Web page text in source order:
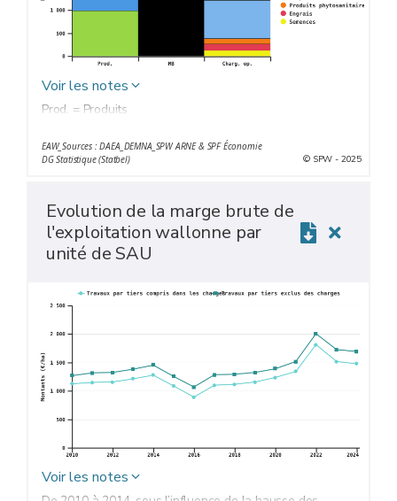
Voir les notes
Prod. = Produits
Charg. op. = Charges opérationnelles
EAW_Sources : DAEA_DEMNA_SPW ARNE & SPF Économie
DG Statistique (Statbel)
© SPW - 2025
Evolution de la marge brute de
l'exploitation wallonne par
unité de SAU
Voir les notes